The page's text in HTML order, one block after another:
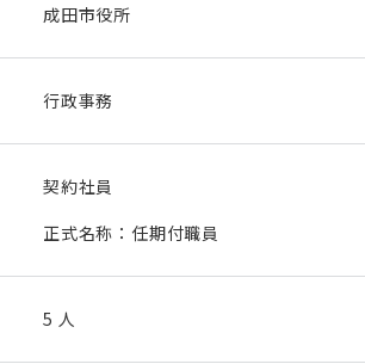
成田市役所
行政事務
契約社員
正式名称：任期付職員
5 人